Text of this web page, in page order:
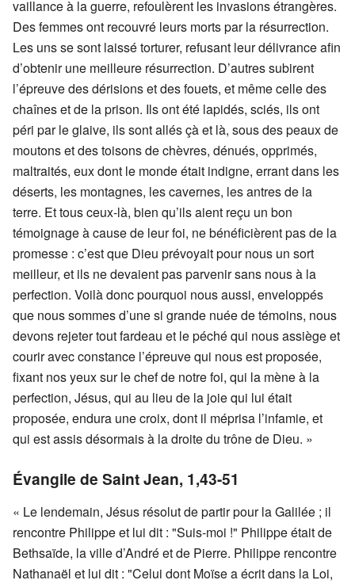
vaillance à la guerre, refoulèrent les invasions étrangères.
Des femmes ont recouvré leurs morts par la résurrection.
Les uns se sont laissé torturer, refusant leur délivrance afin
d’obtenir une meilleure résurrection. D’autres subirent
l’épreuve des dérisions et des fouets, et même celle des
chaînes et de la prison. Ils ont été lapidés, sciés, ils ont
péri par le glaive, ils sont allés çà et là, sous des peaux de
moutons et des toisons de chèvres, dénués, opprimés,
maltraités, eux dont le monde était indigne, errant dans les
déserts, les montagnes, les cavernes, les antres de la
terre. Et tous ceux-là, bien qu’ils aient reçu un bon
témoignage à cause de leur foi, ne bénéficièrent pas de la
promesse : c’est que Dieu prévoyait pour nous un sort
meilleur, et ils ne devaient pas parvenir sans nous à la
perfection. Voilà donc pourquoi nous aussi, enveloppés
que nous sommes d’une si grande nuée de témoins, nous
devons rejeter tout fardeau et le péché qui nous assiège et
courir avec constance l’épreuve qui nous est proposée,
fixant nos yeux sur le chef de notre foi, qui la mène à la
perfection, Jésus, qui au lieu de la joie qui lui était
proposée, endura une croix, dont il méprisa l’infamie, et
qui est assis désormais à la droite du trône de Dieu. »
Évangile de Saint Jean, 1,43-51
« Le lendemain, Jésus résolut de partir pour la Galilée ; il
rencontre Philippe et lui dit : "Suis-moi !" Philippe était de
Bethsaïde, la ville d’André et de Pierre. Philippe rencontre
Nathanaël et lui dit : "Celui dont Moïse a écrit dans la Loi,